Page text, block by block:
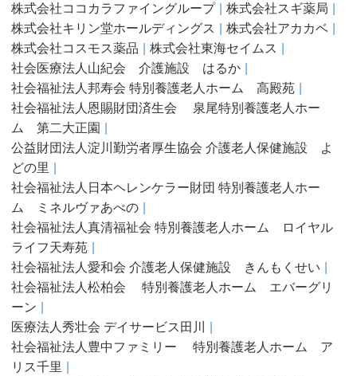
株式会社ココカラファイングループ
株式会社スギ薬局
株式会社キリン堂ホールディングス
株式会社アカカベ
株式会社コスモス薬品
株式会社東海セイムス
社会医療法人山紀会 介護施設 はるか
社会福祉法人邦寿会 特別養護老人ホーム 高殿苑
社会福祉法人恩賜財団済生会 泉尾特別養護老人ホー
ム 第二大正園
公益財団法人淀川勤労者厚生協会 介護老人保健施設 よ
どの里
社会福祉法人日本ヘレンケラー財団 特別養護老人ホー
ム ミネルヴァあべの
社会福祉法人真清福祉会 特別養護老人ホーム ロイヤル
ライフ天寿苑
社会福祉法人愛和会 介護老人保健施設 きんもくせい
社会福祉法人松柏会 特別養護老人ホーム エバーグリ
ーン
医療法人秀壮会 デイサービス田川
社会福祉法人豊中ファミリー 特別養護老人ホーム ア
リス千里